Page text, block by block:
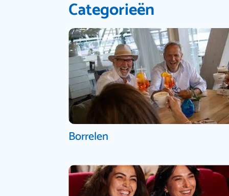
Categorieën
Borrelen